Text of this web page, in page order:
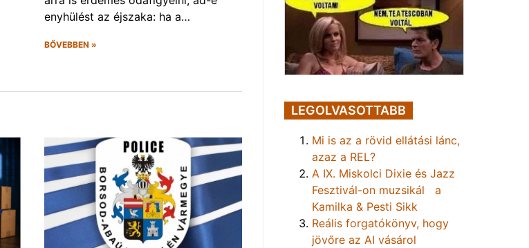
enyhülést az éjszaka: ha a…
BŐVEBBEN »
LEGOLVASOTTABB
Mi is az a rövid ellátási lánc,
azaz a REL?
A IX. Miskolci Dixie és Jazz
Fesztivál-on muzsikál a
Kamilka & Pesti Sikk
Reális forgatókönyv, hogy
jövőre az AI vásárol